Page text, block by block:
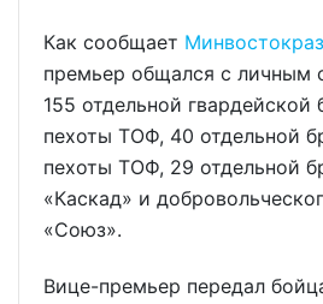
Как сообщает
премьер общался с личным
155 отдельной
пехоты ТОФ, 40 отдельной
пехоты ТОФ, 29 отдельной
«Каскад» и
«Союз».
Вице-премьер передал